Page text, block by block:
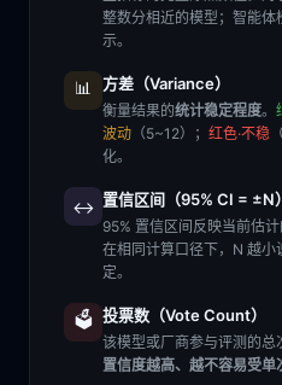
整数分相近的模型；智能
示。
📊 方差（Variance）
衡量结果的统计稳定程度。
波动 （5~12）； 红色·不稳
化。
↔️ 置信区间（95% CI = ±N）
95% 置信区间反映当前估
在相同计算口径下，N 越
定。
🗳️ 投票数（Vote Count）
该模型或厂商参与评测的总
置信度越高、越不容易受单